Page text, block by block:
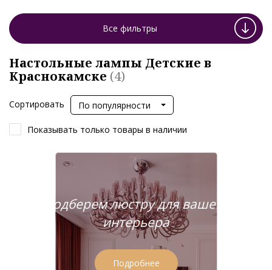
Все фильтры
Настольные лампы Детские в
Краснокамске (4)
Сортировать По популярности
Показывать только товары в наличии
Подберем люстру для вашего
интерьера
Подробнее